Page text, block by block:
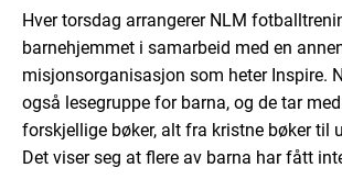
Hver torsdag arrangerer NLM
barnehjemmet i samarbeid med en
misjonsorganisasjon som heter Inspire.
også lesegruppe for barna, og de tar
forskjellige bøker, alt fra kristne bøker til
Det viser seg at flere av barna har fått